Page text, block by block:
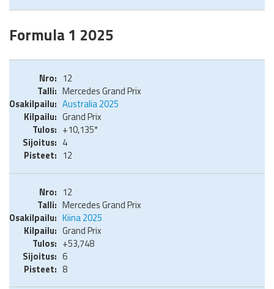
Formula 1 2025
12
Mercedes Grand Prix
Australia 2025
Grand Prix
+10,135*
4
12
12
Mercedes Grand Prix
Kiina 2025
Grand Prix
+53,748
6
8